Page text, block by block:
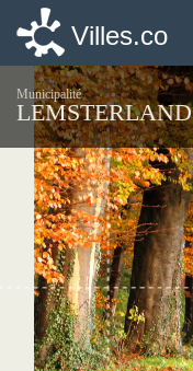
Villes.co
Municipalité
LEMSTERLAND
Villes.co